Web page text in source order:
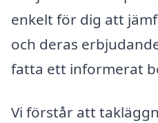
enkelt för dig att
och deras
fatta ett informerat
Vi förstår att